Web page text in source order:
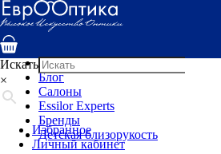
Услуги
Специалисты
Детская оптика
Блог
Салоны
Essilor Experts
Бренды
Детская близорукость
Искать
×
Избранное
Личный кабинет